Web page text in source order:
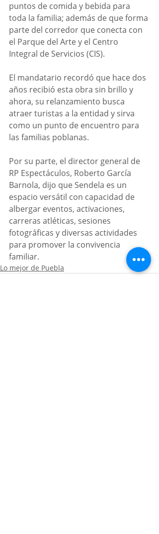
puntos de comida y bebida para
toda la familia; además de que forma
parte del corredor que conecta con
el Parque del Arte y el Centro
Integral de Servicios (CIS).
El mandatario recordó que hace dos
años recibió esta obra sin brillo y
ahora, su relanzamiento busca
atraer turistas a la entidad y sirva
como un punto de encuentro para
las familias poblanas.
Por su parte, el director general de
RP Espectáculos, Roberto García
Barnola, dijo que Sendela es un
espacio versátil con capacidad de
albergar eventos, activaciones,
carreras atléticas, sesiones
fotográficas y diversas actividades
para promover la convivencia
familiar.
Lo mejor de Puebla